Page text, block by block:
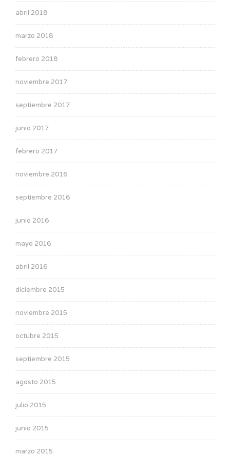
abril 2018
marzo 2018
febrero 2018
noviembre 2017
septiembre 2017
junio 2017
febrero 2017
noviembre 2016
septiembre 2016
junio 2016
mayo 2016
abril 2016
diciembre 2015
noviembre 2015
octubre 2015
septiembre 2015
agosto 2015
julio 2015
junio 2015
marzo 2015